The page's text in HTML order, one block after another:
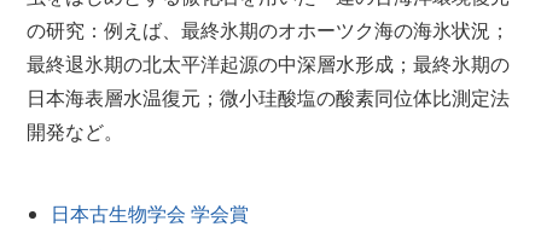
の研究：例えば、最終氷期のオホーツク海の海氷状況；
最終退氷期の北太平洋起源の中深層水形成；最終氷期の
日本海表層水温復元；微小珪酸塩の酸素同位体比測定法
開発など。
日本古生物学会 学会賞